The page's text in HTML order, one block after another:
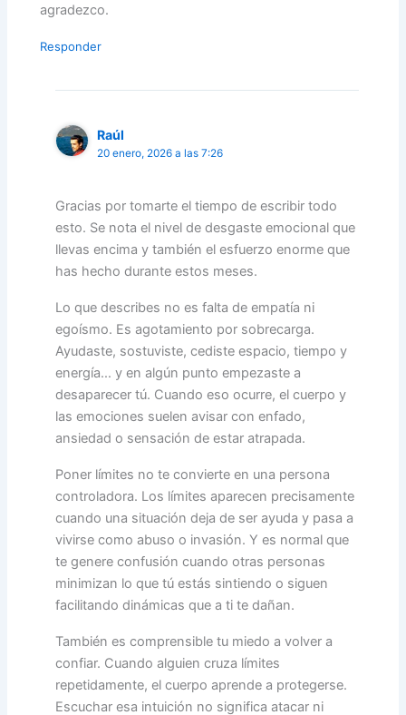
agradezco.
Responder
Raúl
20 enero, 2026 a las 7:26
Gracias por tomarte el tiempo de escribir todo
esto. Se nota el nivel de desgaste emocional que
llevas encima y también el esfuerzo enorme que
has hecho durante estos meses.
Lo que describes no es falta de empatía ni
egoísmo. Es agotamiento por sobrecarga.
Ayudaste, sostuviste, cediste espacio, tiempo y
energía… y en algún punto empezaste a
desaparecer tú. Cuando eso ocurre, el cuerpo y
las emociones suelen avisar con enfado,
ansiedad o sensación de estar atrapada.
Poner límites no te convierte en una persona
controladora. Los límites aparecen precisamente
cuando una situación deja de ser ayuda y pasa a
vivirse como abuso o invasión. Y es normal que
te genere confusión cuando otras personas
minimizan lo que tú estás sintiendo o siguen
facilitando dinámicas que a ti te dañan.
También es comprensible tu miedo a volver a
confiar. Cuando alguien cruza límites
repetidamente, el cuerpo aprende a protegerse.
Escuchar esa intuición no significa atacar ni